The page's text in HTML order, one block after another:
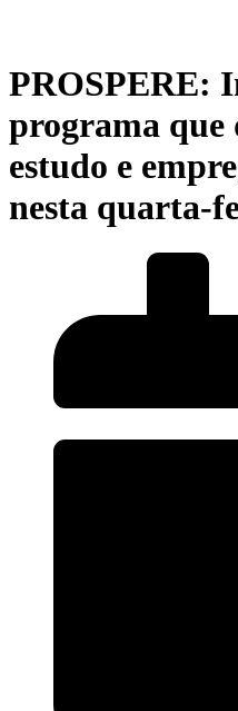
PROSPERE:
programa que
estudo e
nesta quarta-